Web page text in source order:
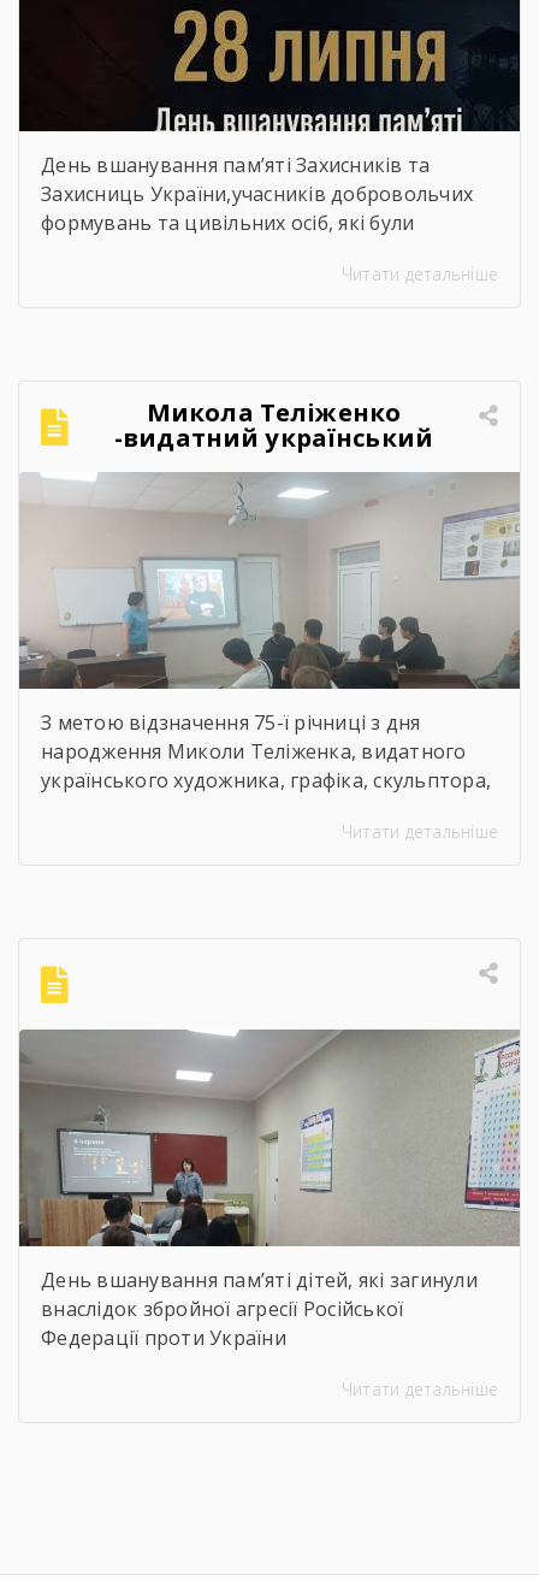
День вшанування пам’яті Захисників та
Захисниць України,учасників добровольчих
формувань та цивільних осіб, які були
Читати детальніше
Микола Теліженко
-видатний український
художник, графік,
скульптор, майстер
декоративно-ужиткового
мистецтва
З метою відзначення 75-ї річниці з дня
народження Миколи Теліженка, видатного
українського художника, графіка, скульптора,
мистецтва, члена Національної спілки
години, під час яких студенти здійснили
віртуальну подорож до музею митця, де
кожен зміг побачити неймовірну
філігранність витинанок, графіки […]
Читати детальніше
День вшанування пам’яті дітей, які загинули
внаслідок збройної агресії Російської
Федерації проти України
Читати детальніше